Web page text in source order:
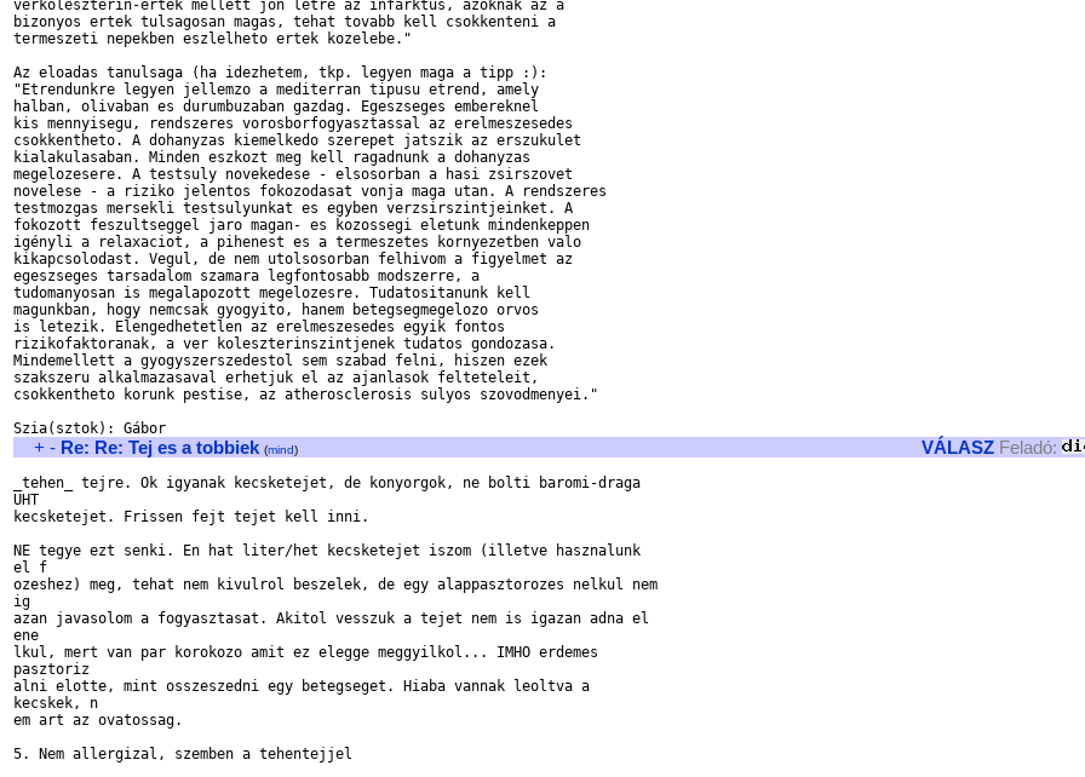
verkoleszterin-ertek mellett jon letre az infarktus, azoknak az a
bizonyos ertek tulsagosan magas, tehat tovabb kell csokkenteni a
termeszeti nepekben eszlelheto ertek kozelebe."
Az eloadas tanulsaga (ha idezhetem, tkp. legyen maga a tipp :):
"Etrendunkre legyen jellemzo a mediterran tipusu etrend, amely
halban, olivaban es durumbuzaban gazdag. Egeszseges embereknel
kis mennyisegu, rendszeres vorosborfogyasztassal az erelmeszesedes
csokkentheto. A dohanyzas kiemelkedo szerepet jatszik az erszukulet
kialakulasaban. Minden eszkozt meg kell ragadnunk a dohanyzas
megelozesere. A testsuly novekedese - elsosorban a hasi zsirszovet
novelese - a riziko jelentos fokozodasat vonja maga utan. A rendszeres
testmozgas mersekli testsulyunkat es egyben verzsirszintjeinket. A
fokozott feszultseggel jaro magan- es kozossegi eletunk mindenkeppen
igényli a relaxaciot, a pihenest es a termeszetes kornyezetben valo
kikapcsolodast. Vegul, de nem utolsosorban felhivom a figyelmet az
egeszseges tarsadalom szamara legfontosabb modszerre, a
tudomanyosan is megalapozott megelozesre. Tudatositanunk kell
magunkban, hogy nemcsak gyogyito, hanem betegsegmegelozo orvos
is letezik. Elengedhetetlen az erelmeszesedes egyik fontos
rizikofaktoranak, a ver koleszterinszintjenek tudatos gondozasa.
Mindemellett a gyogyszerszedestol sem szabad felni, hiszen ezek
szakszeru alkalmazasaval erhetjuk el az ajanlasok felteteleit,
csokkentheto korunk pestise, az atherosclerosis sulyos szovodmenyei."
+ - Re: Re: Tej es a tobbiek (mind) VÁLASZ Feladó:
_tehen_ tejre. Ok igyanak kecsketejet, de konyorgok, ne bolti baromi-draga
UHT
kecsketejet. Frissen fejt tejet kell inni.
NE tegye ezt senki. En hat liter/het kecsketejet iszom (illetve hasznalunk
el f
ozeshez) meg, tehat nem kivulrol beszelek, de egy alappasztorozes nelkul nem
ig
azan javasolom a fogyasztasat. Akitol vesszuk a tejet nem is igazan adna el
ene
lkul, mert van par korokozo amit ez elegge meggyilkol... IMHO erdemes
pasztoriz
alni elotte, mint osszeszedni egy betegseget. Hiaba vannak leoltva a
kecskek, n
em art az ovatossag.
5. Nem allergizal, szemben a tehentejjel